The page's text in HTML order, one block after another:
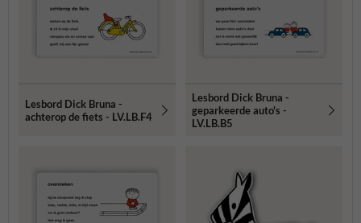
Lesbord Dick Bruna -
achterop de fiets - LV.LB.F4
Lesbord Dick Bruna -
geparkeerde auto's -
LV.LB.B5